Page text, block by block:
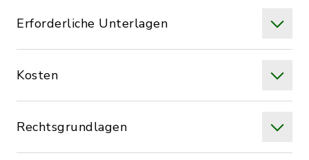
Erforderliche Unterlagen
Kosten
Rechtsgrundlagen